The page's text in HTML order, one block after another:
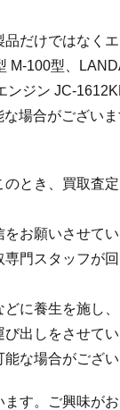
だけではなく
100型、
ジン JC-
場合がござい
とき、買取査
お願いさせてい
門スタッフが
に養生を施し
出しをさせて
な場合がござい
す。ご興味が